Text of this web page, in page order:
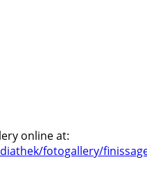
online at:
fotogallery/